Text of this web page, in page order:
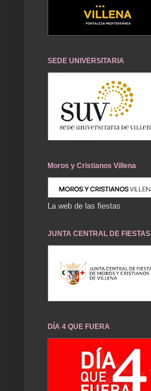
SEDE UNIVERSITARIA
Moros y Cristianos Villena
La web de las fiestas
JUNTA CENTRAL DE FIESTAS
DÍA 4 QUE FUERA